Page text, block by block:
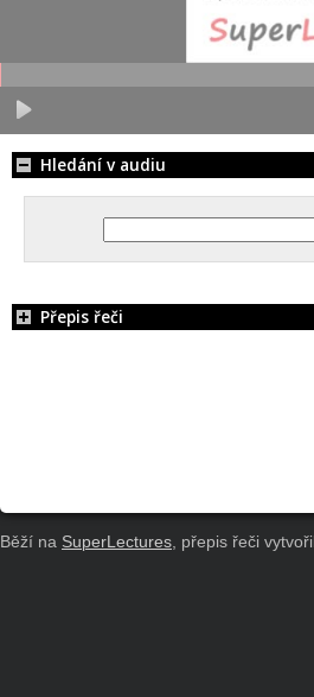
Hledání v audiu
Přepis řeči
Běží na SuperLectures, přepis řeči vytvořil